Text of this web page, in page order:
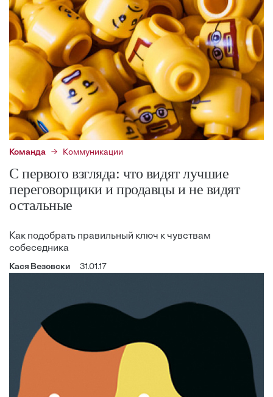
Команда Коммуникации
С первого взгляда: что видят лучшие
переговорщики и продавцы и не видят
остальные
Как подобрать правильный ключ к чувствам
собеседника
Кася Везовски 31.01.17